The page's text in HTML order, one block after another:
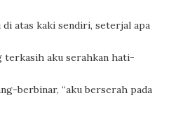
atas kaki sendiri, seterjal apa
terkasih aku serahkan hati-
berbinar, “aku berserah pada